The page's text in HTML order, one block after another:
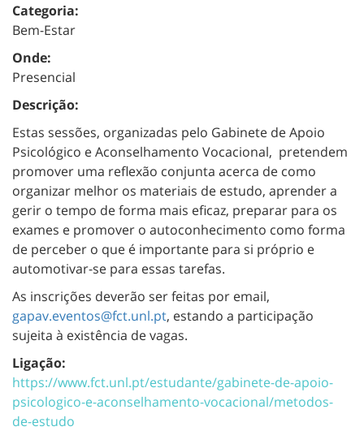
Categoria:
Bem-Estar
Onde:
Presencial
Descrição:
Estas sessões, organizadas pelo Gabinete de Apoio
Psicológico e Aconselhamento Vocacional, pretendem
promover uma reflexão conjunta acerca de como
organizar melhor os materiais de estudo, aprender a
gerir o tempo de forma mais eficaz, preparar para os
exames e promover o autoconhecimento como forma
de perceber o que é importante para si próprio e
automotivar-se para essas tarefas.
As inscrições deverão ser feitas por email,
gapav.eventos@fct.unl.pt, estando a participação
sujeita à existência de vagas.
Ligação:
https://www.fct.unl.pt/estudante/gabinete-de-apoio-
psicologico-e-aconselhamento-vocacional/metodos-
de-estudo